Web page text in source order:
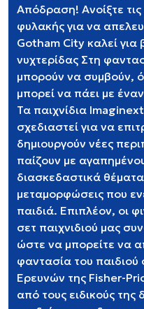
Απόδραση! Ανοίξτε
φυλακής για να
Gotham City καλεί για
νυχτερίδας Στη
μπορούν να συμβούν,
μπορεί να πάει με
Τα παιχνίδια
σχεδιαστεί για να
δημιουργούν νέες
παίζουν με
διασκεδαστικά
μεταμορφώσεις που
παιδιά. Επιπλέον, οι
σετ παιχνιδιού μας
ώστε να μπορείτε να
φαντασία του
Ερευνών της Fisher-
από τους ειδικούς